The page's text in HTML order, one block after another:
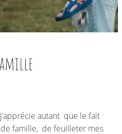
autant que le fait
famille, de feuilleter mes